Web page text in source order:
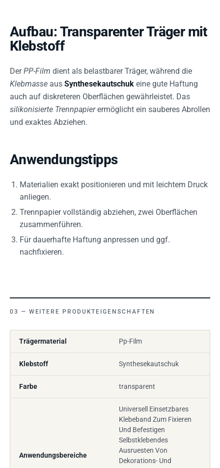
Aufbau: Transparenter Träger mit
Klebstoff
DerPP-Film dient als belastbarer Träger, während die
Klebmasse aus Synthesekautschuk eine gute Haftung
auch auf diskreteren Oberflächen gewährleistet. Das
silikonisierte Trennpapierermöglicht ein sauberes Abrollen
und exaktes Abziehen.
Anwendungstipps
Materialien exakt positionieren und mit leichtem Druck
anliegen.
Trennpapier vollständig abziehen, zwei Oberflächen
zusammenführen.
Für dauerhafte Haftung anpressen und ggf.
nachfixieren.
WEITERE PRODUKTEIGENSCHAFTEN
Trägermaterial Pp-Film
Klebstoff Synthesekautschuk
Farbe transparent
Anwendungsbereiche
Universell Einsetzbares
Klebeband Zum Fixieren
Und Befestigen
Selbstklebendes
Ausruesten Von
Dekorations- Und